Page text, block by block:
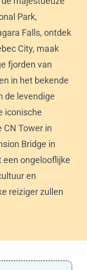
Park,
Falls, ontdek
City, maak
fjorden van
in het bekende
de levendige
iconische
CN Tower in
Bridge in
een ongelooflijke
en
reiziger zullen